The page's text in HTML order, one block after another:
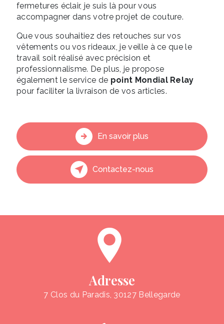
fermetures éclair, je suis là pour vous
accompagner dans votre projet de couture.
Que vous souhaitiez des retouches sur vos
vêtements ou vos rideaux, je veille à ce que le
travail soit réalisé avec précision et
professionnalisme. De plus, je propose
également le service de point Mondial Relay
pour faciliter la livraison de vos articles.
En savoir plus
Contactez-nous
Adresse
7 Clos du Paradis, 30127 Bellegarde